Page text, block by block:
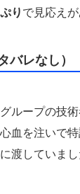
り で見応えが
バレなし）
ループの技
血を注いで特
渡していまし